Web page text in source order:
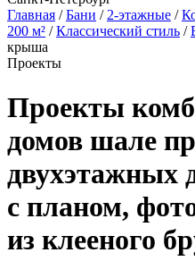
Главная /Бани / 2-этажные /
200 м² /Классический стиль /
крыша
Проекты
Проекты
домов шале
двухэтажных
с планом,
из клееного